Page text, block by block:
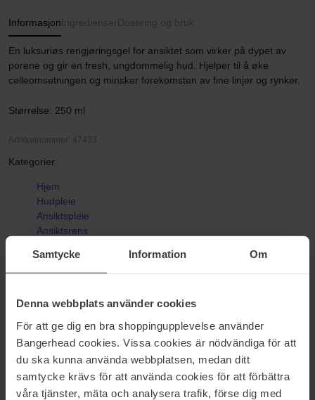
Samtycke Information Om
Denna webbplats använder cookies
För att ge dig en bra shoppingupplevelse använder
Bangerhead cookies. Vissa cookies är nödvändiga för att
du ska kunna använda webbplatsen, medan ditt
samtycke krävs för att använda cookies för att förbättra
våra tjänster, mäta och analysera trafik, förse dig med
Informasjon Ingredienser Dosering og bruk
En luksuriøs rengjøringsgel for ansiktet som virker på dypet av
porene og gir en fresh, ungdommelig hud. Hjelper til å øke
celleomsetningen og minsker forekomsten av fine linjer og rynker.
Størrelse: 250 ml
Artikkelnummer: 47433
Kategorier:
Hjem
Hudpleie
Ansiktspleie
Ansiktsrens
Anti Aging Cleanser
5